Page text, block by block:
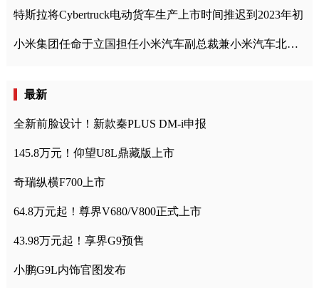
特斯拉将Cybertruck电动货车生产上市时间推迟到2023年初
小米集团任命于立国担任小米汽车副总裁兼小米汽车北京总部政委
最新
全新前脸设计！新款秦PLUS DM-i申报
145.8万元！仰望U8L鼎藏版上市
奇瑞纵横F700上市
64.8万元起！尊界V680/V800正式上市
43.98万元起！享界G9预售
小鹏G9L内饰官图发布